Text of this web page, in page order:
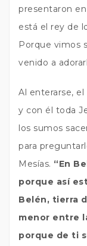
presentaron
está el rey de
Porque vimos
venido a
Al enterarse,
y con él toda
los sumos
para
Mesías. “En
porque así
Belén, tierra
menor entre
porque de ti